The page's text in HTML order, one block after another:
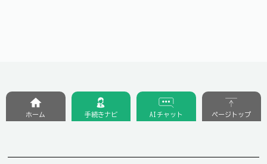
ホーム 手続きナビ AIチャット ページトップ